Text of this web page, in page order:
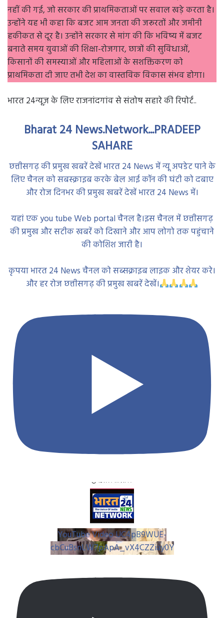
नहीं की गई, जो सरकार की प्राथमिकताओं पर सवाल खड़े करता है।
उन्होंने यह भी कहा कि बजट आम जनता की जरूरतों और जमीनी
हकीकत से दूर है। उन्होंने सरकार से मांग की कि भविष्य में बजट
बनाते समय युवाओं की शिक्षा-रोजगार, छात्रों की सुविधाओं,
किसानों की समस्याओं और महिलाओं के सशक्तिकरण को
प्राथमिकता दी जाए तभी देश का वास्तविक विकास संभव होगा।
भारत 24न्यूज़ के लिए राजनांदगांव से संतोष सहारे की रिपोर्ट..
Bharat 24 News.Network...PRADEEP
SAHARE
छत्तीसगढ़ की प्रमुख खबरें देखें भारत 24 News में न्यू अपडेट पाने के
लिए चैनल को सबस्क्राइब करके बेल आई कॉन की घंटी को दबाए
और रोज दिनभर की प्रमुख खबरें देखें भारत 24 News में।
यहां एक you tube Web portal चैनल है।इस चैनल में छत्तीसगढ़
की प्रमुख और सटीक खबरें को दिखाने और आप लोगो तक पहुंचाने
की कोशिश जारी है।
कृपया भारत 24 News चैनल को सब्सक्राइब लाइक और शेयर करे।
और हर रोज छत्तीसगढ़ की प्रमुख खबरें देखें।
YouTube Video UC4pB9WUE-
cbCuBsnLW7pApA_vX4CZZiay0Y